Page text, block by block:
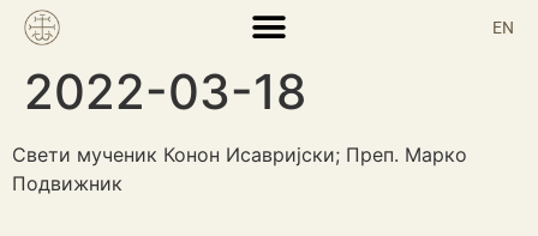
EN
2022-03-18
Свети мученик Конон Исавријски; Преп. Марко
Подвижник